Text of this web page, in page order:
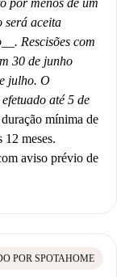
será aceita
__. Rescisões com
30 de junho
julho. O
até 5 de
mínima de
12 meses.
aviso prévio de
POR SPOTAHOME